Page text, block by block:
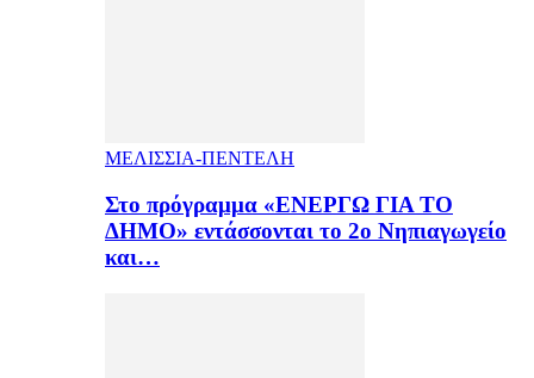
ΜΕΛΙΣΣΙΑ-ΠΕΝΤΕΛΗ
Στο πρόγραμμα «ΕΝΕΡΓΩ ΓΙΑ ΤΟ
ΔΗΜΟ» εντάσσονται το 2ο Νηπιαγωγείο
και…